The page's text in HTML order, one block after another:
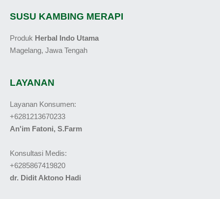
SUSU KAMBING MERAPI
Produk Herbal Indo Utama
Magelang, Jawa Tengah
LAYANAN
Layanan Konsumen:
+6281213670233
An'im Fatoni, S.Farm
Konsultasi Medis:
+6285867419820
dr. Didit Aktono Hadi